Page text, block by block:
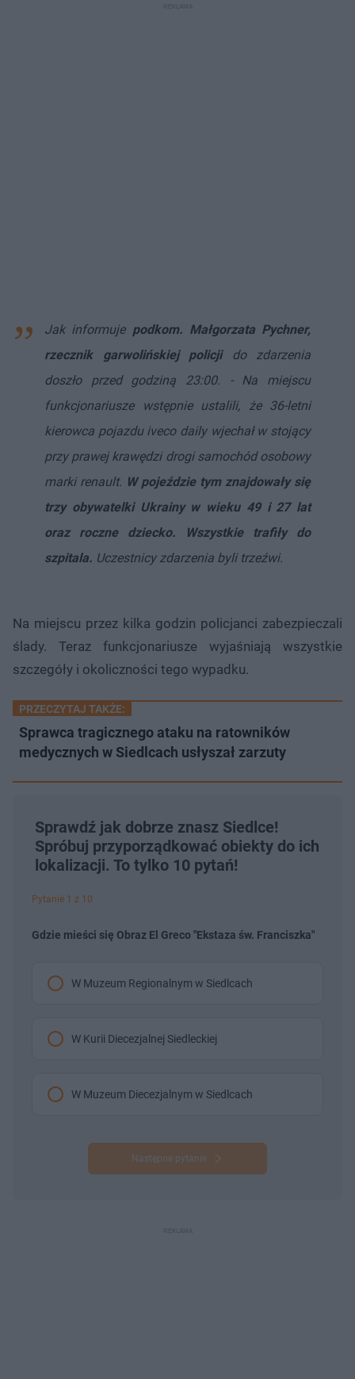
Jak informuje podkom. Małgorzata Pychner,
rzecznik garwolińskiej policjido zdarzenia
doszło przed godziną 23:00. - Na miejscu
funkcjonariusze wstępnie ustalili, że 36-letni
kierowca pojazdu iveco daily wjechał w stojący
przy prawej krawędzi drogi samochód osobowy
marki renault. W pojeździe tym znajdowały się
trzy obywatelki Ukrainy w wieku 49 i 27 lat
oraz roczne dziecko. Wszystkie trafiły do
szpitala. Uczestnicy zdarzenia byli trzeźwi.
Na miejscu przez kilka godzin policjanci zabezpieczali
ślady. Teraz funkcjonariusze wyjaśniają wszystkie
szczegóły i okoliczności tego wypadku.
PRZECZYTAJ TAKŻE:
Sprawca tragicznego ataku na ratowników
medycznych w Siedlcach usłyszał zarzuty
Sprawdź jak dobrze znasz Siedlce!
Spróbuj przyporządkować obiekty do ich
lokalizacji. To tylko 10 pytań!
Pytanie 1 z 10
Gdzie mieści się Obraz El Greco "Ekstaza św. Franciszka"
W Muzeum Regionalnym w Siedlcach
W Kurii Diecezjalnej Siedleckiej
W Muzeum Diecezjalnym w Siedlcach
Następne pytanie